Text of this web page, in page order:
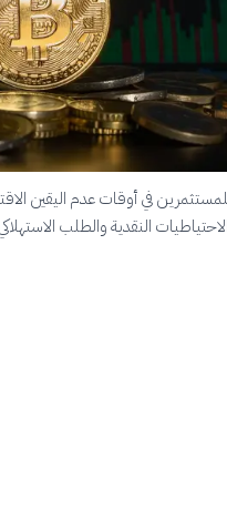
في أوقات عدم اليقين
الاحتياطيات النقدية والطلب